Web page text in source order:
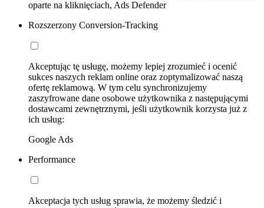
oparte na kliknięciach, Ads Defender
Rozszerzony Conversion-Tracking
Akceptując tę usługę, możemy lepiej zrozumieć i ocenić
sukces naszych reklam online oraz zoptymalizować naszą
ofertę reklamową. W tym celu synchronizujemy
zaszyfrowane dane osobowe użytkownika z następującymi
dostawcami zewnętrznymi, jeśli użytkownik korzysta już z
ich usług:
Google Ads
Performance
Akceptacja tych usług sprawia, że możemy śledzić i